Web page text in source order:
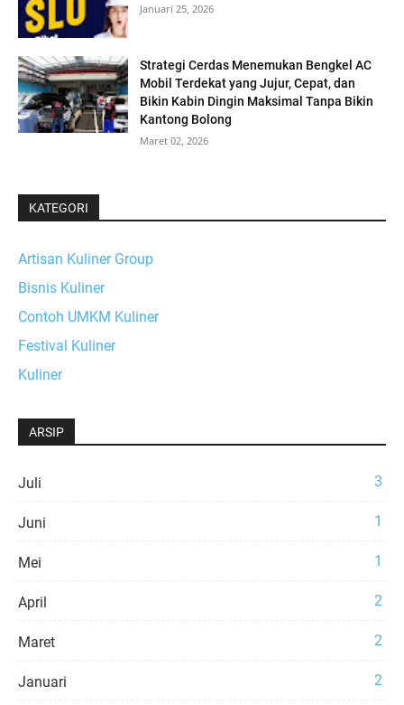
Januari 25, 2026
Strategi Cerdas Menemukan Bengkel AC
Mobil Terdekat yang Jujur, Cepat, dan
Bikin Kabin Dingin Maksimal Tanpa Bikin
Kantong Bolong
Maret 02, 2026
KATEGORI
Artisan Kuliner Group
Bisnis Kuliner
Contoh UMKM Kuliner
Festival Kuliner
Kuliner
ARSIP
Juli 3
Juni 1
Mei 1
April 2
Maret 2
Januari 2